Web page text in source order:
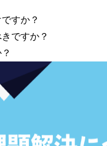
すか？
ですか？